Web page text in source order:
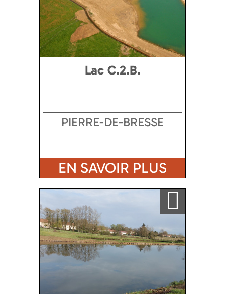
Lac C.2.B.
PIERRE-DE-BRESSE
EN SAVOIR PLUS
Ajouter a ma sélection